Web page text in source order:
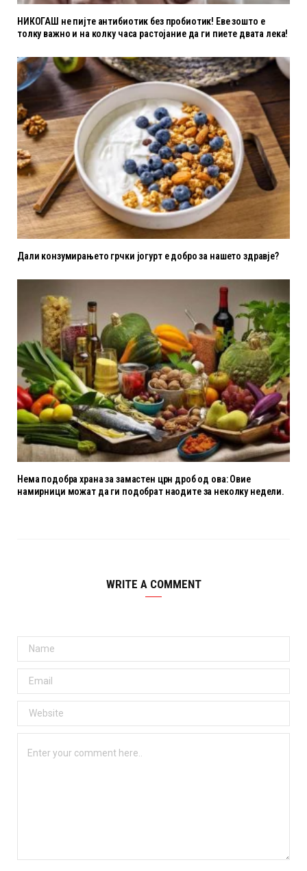
НИКОГАШ не пијте антибиотик без пробиотик! Еве зошто е
толку важно и на колку часа растојание да ги пиете двата лека!
Дали конзумирањето грчки јогурт е добро за нашето здравје?
Нема подобра храна за замастен црн дроб од ова: Овие
намирници можат да ги подобрат наодите за неколку недели.
WRITE A COMMENT